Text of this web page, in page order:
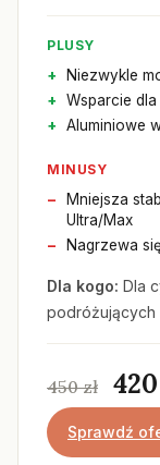
PLUSY
Niezwykle
Wsparcie
Aluminiowe
MINUSY
Mniejsza
Ultra/Max
Nagrzewa
Dla kogo: Dla
podróżujących
450 zł
Sprawdź